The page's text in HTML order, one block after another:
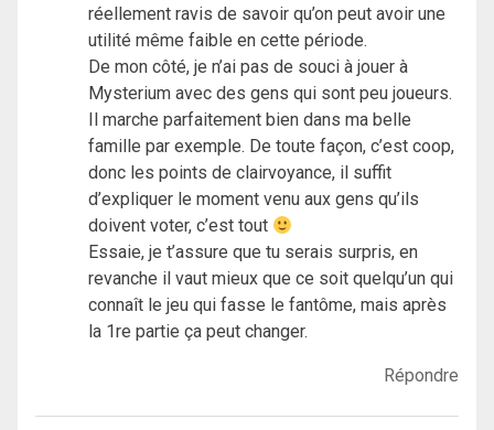
réellement ravis de savoir qu’on peut avoir une
utilité même faible en cette période.
De mon côté, je n’ai pas de souci à jouer à
Mysterium avec des gens qui sont peu joueurs.
Il marche parfaitement bien dans ma belle
famille par exemple. De toute façon, c’est coop,
donc les points de clairvoyance, il suffit
d’expliquer le moment venu aux gens qu’ils
doivent voter, c’est tout
Essaie, je t’assure que tu serais surpris, en
revanche il vaut mieux que ce soit quelqu’un qui
connaît le jeu qui fasse le fantôme, mais après
la 1re partie ça peut changer.
Répondre